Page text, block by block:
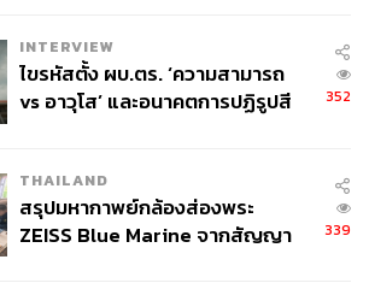
INTERVIEW
ไขรหัสตั้ง ผบ.ตร. ‘ความสามารถ
vs อาวุโส’ และอนาคตการปฏิรูปสี
352
THAILAND
สรุปมหากาพย์กล้องส่องพระ
ZEISS Blue Marine จากสัญญา
339